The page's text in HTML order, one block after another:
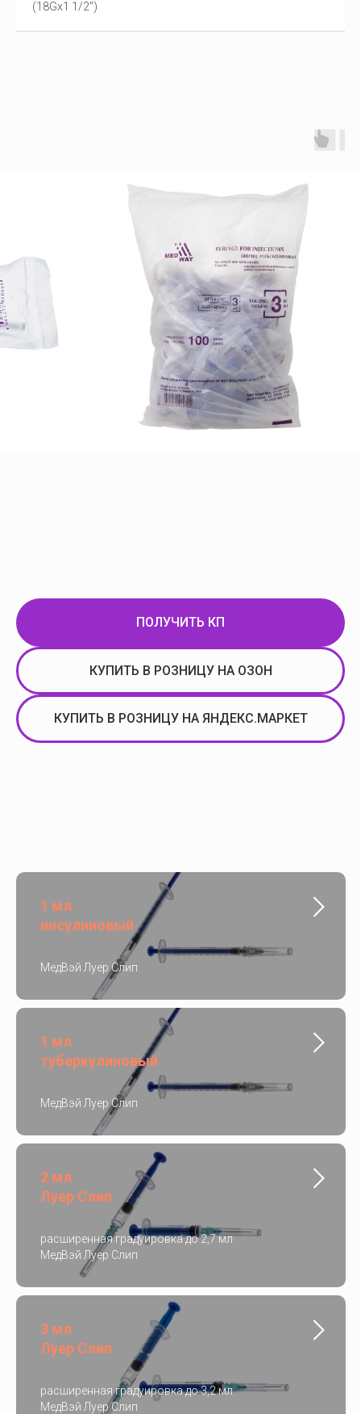
(18Gх1 1/2")
ПОЛУЧИТЬ КП
КУПИТЬ В РОЗНИЦУ НА ОЗОН
КУПИТЬ В РОЗНИЦУ НА ЯНДЕКС.МАРКЕТ
1 мл
инсулиновый
МедВэй Луер Слип
1 мл
туберкулиновый
МедВэй Луер Слип
2 мл
Луер Слип
расширенная градуировка до 2,7 мл
МедВэй Луер Слип
3 мл
Луер Слип
расширенная градуировка до 3,2 мл
МедВэй Луер Слип